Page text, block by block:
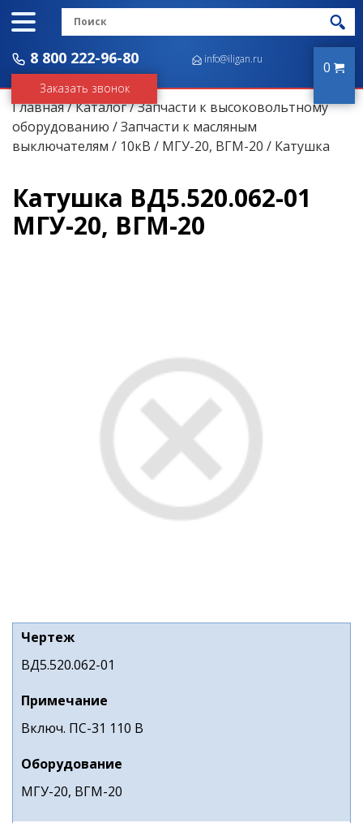
8 800 222-96-80
Заказать звонок
info@iligan.ru 0
Главная/Каталог/Запчасти к высоковольтному
оборудованию /Запчасти к масляным
выключателям / 10кВ / МГУ-20, ВГМ-20 / Катушка
Катушка ВД5.520.062-01
МГУ-20, ВГМ-20
Чертеж
ВД5.520.062-01
Примечание
Включ. ПС-31 110 В
Оборудование
МГУ-20, ВГМ-20